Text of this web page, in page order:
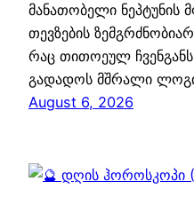
მანათობელი ნეპტუნის
თევზების
რაც თითოეულ
გადადოს მშრალი
August 6, 2026